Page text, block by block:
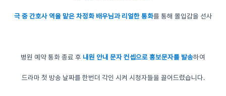
극 중 간호사 역을 맡은 차정화 배우님과 리얼한 통화를 통해 몰입감을 선사
병원 예약 통화 종료 후 내원 안내 문자 컨셉으로 홍보문자를 발송하여
드라마 첫 방송 날짜를 한번더 각인 시켜 시청자들을 끌어드렸습니다.